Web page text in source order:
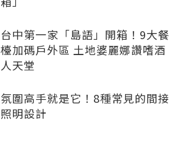
台中第一家「島語」開箱！9大餐
檯加碼戶外區 土地婆麗娜讚嗜酒
人天堂
氛圍高手就是它！8種常見的間接
照明設計